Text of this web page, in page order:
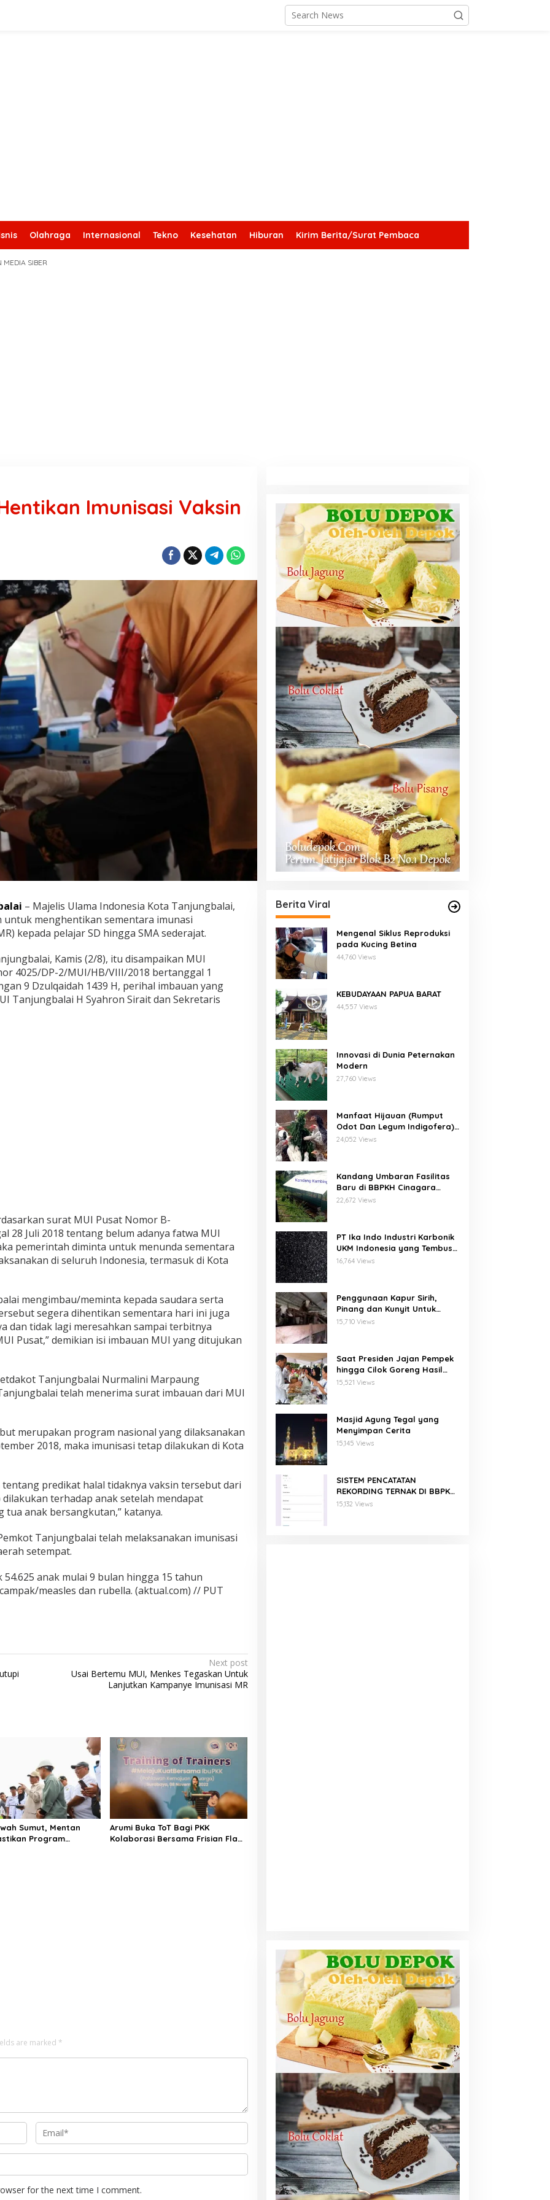
Olahraga Internasional Tekno Kesehatan Hiburan Kirim Berita/Surat Pembaca
MEDIA SIBER
Imunisasi Vaksin
– Majelis Ulama Indonesia Kota Tanjungbalai,
menghentikan sementara imunasi
kepada pelajar SD hingga SMA sederajat.
Kamis (2/8), itu disampaikan MUI
4025/DP-2/MUI/HB/VIII/2018 bertanggal 1
9 Dzulqaidah 1439 H, perihal imbauan yang
Tanjungbalai H Syahron Sirait dan Sekretaris
surat MUI Pusat Nomor B-
28 Juli 2018 tentang belum adanya fatwa MUI
pemerintah diminta untuk menunda sementara
di seluruh Indonesia, termasuk di Kota
mengimbau/meminta kepada saudara serta
segera dihentikan sementara hari ini juga
dan tidak lagi meresahkan sampai terbitnya
Pusat,” demikian isi imbauan MUI yang ditujukan
Tanjungbalai Nurmalini Marpaung
telah menerima surat imbauan dari MUI
merupakan program nasional yang dilaksanakan
2018, maka imunisasi tetap dilakukan di Kota
predikat halal tidaknya vaksin tersebut dari
terhadap anak setelah mendapat
anak bersangkutan,” katanya.
Tanjungbalai telah melaksanakan imunisasi
setempat.
anak mulai 9 bulan hingga 15 tahun
measles dan rubella. (aktual.com) // PUT
Next post
Usai Bertemu MUI, Menkes Tegaskan Untuk
Lanjutkan Kampanye Imunisasi MR
Sumut, Mentan
Program
Arumi Buka ToT Bagi PKK
Kolaborasi Bersama Frisian Flag
are marked *
for the next time I comment.
Berita Viral
Mengenal Siklus Reproduksi
pada Kucing Betina
44,760 Views
KEBUDAYAAN PAPUA BARAT
44,557 Views
Innovasi di Dunia Peternakan
Modern
27,760 Views
Manfaat Hijauan (Rumput
Odot Dan Legum Indigofera)
Untuk Ayam Buras Kub Dan
24,052 Views
Kandang Umbaran Fasilitas
Baru di BBPKH Cinagara
Bogor
22,672 Views
PT Ika Indo Industri Karbonik
UKM Indonesia yang Tembus
Pasar Global
16,764 Views
Penggunaan Kapur Sirih,
Pinang dan Kunyit Untuk
Pengobatan Penyakit Orf
15,710 Views
Saat Presiden Jajan Pempek
hingga Cilok Goreng Hasil
Binaan PNM Mekaar
15,521 Views
Masjid Agung Tegal yang
Menyimpan Cerita
15,145 Views
SISTEM PENCATATAN
REKORDING TERNAK DI BBPKH
MENGGUNAKAN GOOGLE FORM
15,132 Views